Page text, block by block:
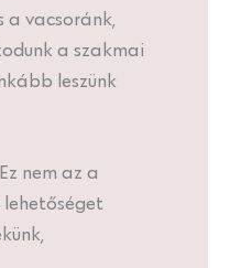
a vacsoránk,
a szakmai
leszünk
nem az a
lehetőséget